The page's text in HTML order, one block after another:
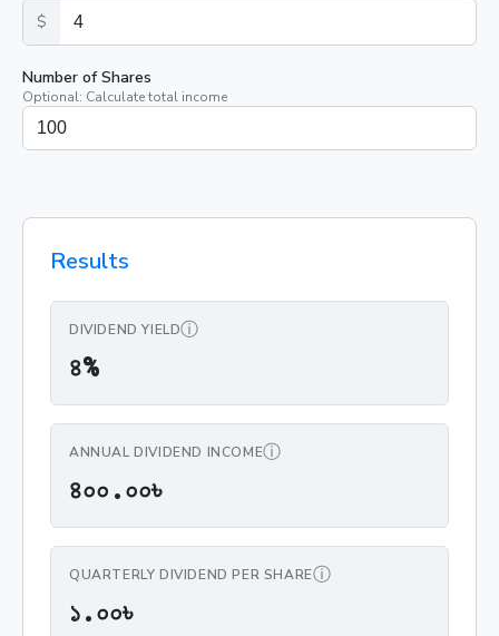
$
Number of Shares
Optional: Calculate total income
Results
DIVIDEND YIELDⓘ
৪%৪%
ANNUAL DIVIDEND INCOMEⓘ
৪০০.০০৳৪০০.০০৳
QUARTERLY DIVIDEND PER SHAREⓘ
১.০০৳১.০০৳